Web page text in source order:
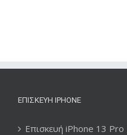
ΕΠΙΣΚΕΥΉ IPHONE
Επισκευή iPhone 13 Pro